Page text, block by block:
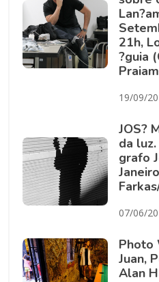
21h,
?guia
19/09/
JOS?
da
grafo
07/06/
Photo
Juan,
Alan